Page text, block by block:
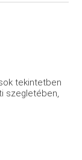
tekintetben
szegletében,